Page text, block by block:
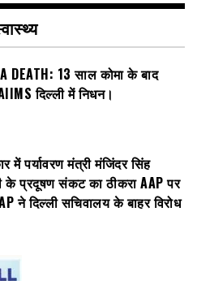
DEATH: 13 साल कोमा के बाद
दिल्ली में निधन।
में पर्यावरण मंत्री मंजिंदर सिंह
के प्रदूषण संकट का ठीकरा AAP पर
ने दिल्ली सचिवालय के बाहर विरोध